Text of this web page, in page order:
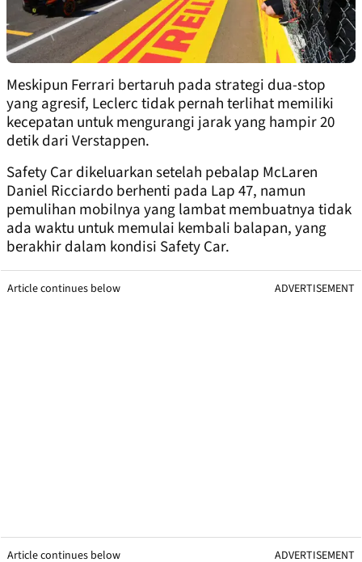
Meskipun Ferrari bertaruh pada strategi dua-stop
yang agresif, Leclerc tidak pernah terlihat memiliki
kecepatan untuk mengurangi jarak yang hampir 20
detik dari Verstappen.
Safety Car dikeluarkan setelah pebalap McLaren
Daniel Ricciardo berhenti pada Lap 47, namun
pemulihan mobilnya yang lambat membuatnya tidak
ada waktu untuk memulai kembali balapan, yang
berakhir dalam kondisi Safety Car.
Article continues below ADVERTISEMENT
Article continues below ADVERTISEMENT